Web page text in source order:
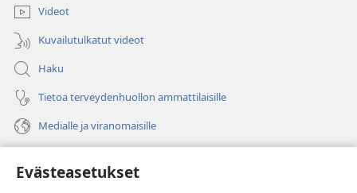
Evästeasetukset
Videot
Kuvailutulkatut videot
Haku
Tietoa terveydenhuollon ammattilaisille
Medialle ja viranomaisille